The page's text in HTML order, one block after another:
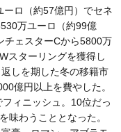
ロ（約57億円）でセネ
万ユーロ（約99億
チェスターCから5800万
スターリングを獲得し
しを期した冬の移籍市
億円以上を費やした。
ィニッシュ。10位だっ
味わうこととなった。